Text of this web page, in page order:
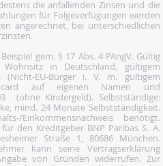
die anfallenden Zinsen und die
für Folgeverfügungen werden
angerechnet, bei unterschiedlichen
gem. § 17 Abs. 4 PAngV. Gültig
in Deutschland, gültigem
(Nicht-EU-Bürger i. V. m. gültigem
auf eigenen Namen und
(ohne Kindergeld). Selbstständige:
mind. 24 Monate Selbstständigkeit.
Einkommensnachweis benötigt.
den Kreditgeber BNP Paribas S. A.
Straße 1, 80686 München.
kann seine Vertragserklärung
von Gründen widerrufen. Zur